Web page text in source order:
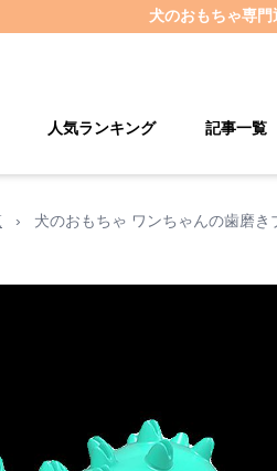
犬のおもちゃ専門
人気ランキング 記事一覧
› 犬のおもちゃ ワンちゃんの歯磨き